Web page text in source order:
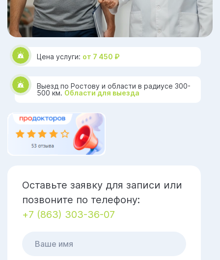
Цена услуги: от 7 450 ₽
Выезд по Ростову и области в радиусе 300-
500 км. Области для выезда
Оставьте заявку для записи или
позвоните по телефону:
+7 (863) 303-36-07